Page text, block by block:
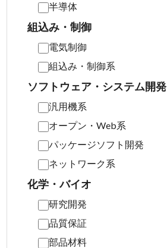
半導体
組込み・制御
電気制御
組込み・制御系
ソフトウェア・システム開発
汎用機系
オープン・Web系
パッケージソフト開発
ネットワーク系
化学・バイオ
研究開発
品質保証
部品材料